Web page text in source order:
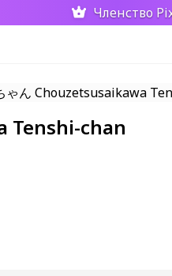
Членство
Tenshi-chan